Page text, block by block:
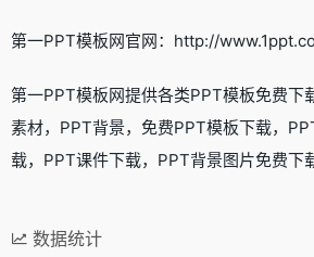
第一PPT模板网官网：http://
第一PPT模板网提供各类PPT模板免费下
素材，PPT背景，免费PPT模板下载，
载，PPT课件下载，PPT背景图片免费下
数据统计